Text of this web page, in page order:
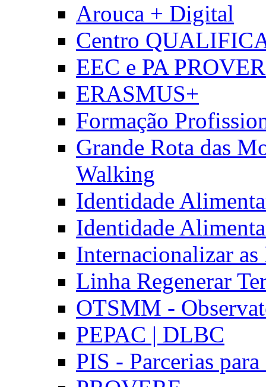
Arouca + Digital
Centro
EEC e PA
ERASMUS+
Formação
Grande Rota das
Walking
Identidade
Identidade
Internacionalizar
Linha Regenerar
OTSMM -
PEPAC | DLBC
PIS - Parcerias